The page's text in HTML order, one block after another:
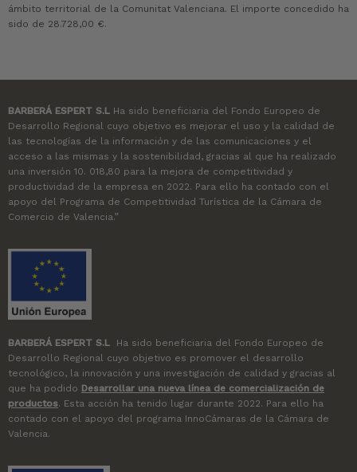
ámbito territorial de la Comunitat Valenciana. El importe concedido ha
sido de 28.728,00 €.
BARBERÁ ESPERT S.L Ha sido beneficiaria del Fondo Europeo de
Desarrollo Regional cuyo objetivo es mejorar el uso y la calidad de
las tecnologías de la información y de las comunicaciones y el
acceso a las mismas y la sostenibilidad, gracias al que ha realizado
una inversión 10. 018,80 para la mejora de competitividad y
productividad de la empresa en 2022. Para ello ha contado con el
apoyo del Programa de Competitividad Turística de la Cámara de
Comercio de Valencia.”
BARBERÁ ESPERT S.L Ha sido beneficiaria del Fondo Europeo de
Desarrollo Regional cuyo objetivo es promover el desarrollo
tecnológico, la innovación y una investigación de calidad y gracias al
que ha podido Desarrollar una nueva línea de comercialización de
productos. Esta acción ha tenido lugar durante 2022. Para ello ha
contado con el apoyo del programa InnoCámaras de la Cámara de
Valencia.